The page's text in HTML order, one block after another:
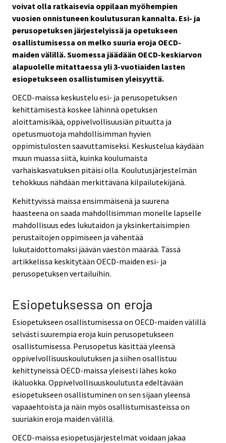
voivat olla ratkaisevia oppilaan myöhempien
vuosien onnistuneen koulutusuran kannalta. Esi- ja
perusopetuksen järjestelyissä ja opetukseen
osallistumisessa on melko suuria eroja OECD-
maiden välillä. Suomessa jäädään OECD-keskiarvon
alapuolelle mitattaessa yli 3-vuotiaiden lasten
esiopetukseen osallistumisen yleisyyttä.
OECD-maissa keskustelu esi- ja perusopetuksen
kehittämisestä koskee lähinnä opetuksen
aloittamisikää, oppivelvollisuusiän pituutta ja
opetusmuotoja mahdollisimman hyvien
oppimistulosten saavuttamiseksi. Keskustelua käydään
muun muassa siitä, kuinka koulumaista
varhaiskasvatuksen pitäisi olla. Koulutusjärjestelmän
tehokkuus nähdään merkittävänä kilpailutekijänä.
Kehittyvissä maissa ensimmäisenä ja suurena
haasteena on saada mahdollisimman monelle lapselle
mahdollisuus edes lukutaidon ja yksinkertaisimpien
perustaitojen oppimiseen ja vähentää
lukutaidottomaksi jäävän väestön määrää. Tässä
artikkelissa keskitytään OECD-maiden esi- ja
perusopetuksen vertailuihin.
Esiopetuksessa on eroja
Esiopetukseen osallistumisessa on OECD-maiden välillä
selvästi suurempia eroja kuin perusopetukseen
osallistumisessa. Perusopetus käsittää yleensä
oppivelvollisuuskoulutuksen ja siihen osallistuu
kehittyneissä OECD-maissa yleisesti lähes koko
ikäluokka. Oppivelvollisuuskoulutusta edeltävään
esiopetukseen osallistuminen on sen sijaan yleensä
vapaaehtoista ja näin myös osallistumisasteissa on
suuriakin eroja maiden välillä.
OECD-maissa esiopetusjärjestelmät voidaan jakaa